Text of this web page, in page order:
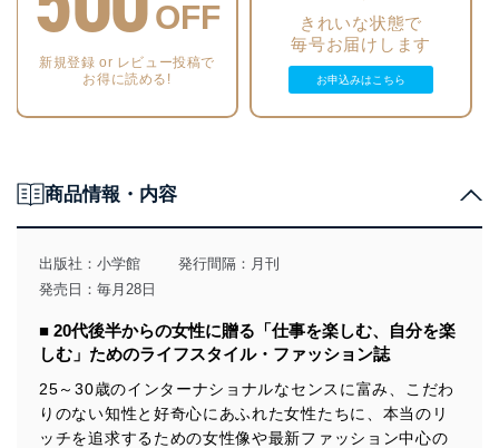
OFF
新規登録 or レビュー投稿で
お得に読める!
きれいな状態で
毎号お届けします
お申込みはこちら
商品情報・内容
出版社： 小学館
発行間隔：月刊
発売日：毎月28日
■ 20代後半からの女性に贈る「仕事を楽しむ、自分を楽
しむ」ためのライフスタイル・ファッション誌
25～30歳のインターナショナルなセンスに富み、こだわ
りのない知性と好奇心にあふれた女性たちに、本当のリ
ッチを追求するための女性像や最新ファッション中心の